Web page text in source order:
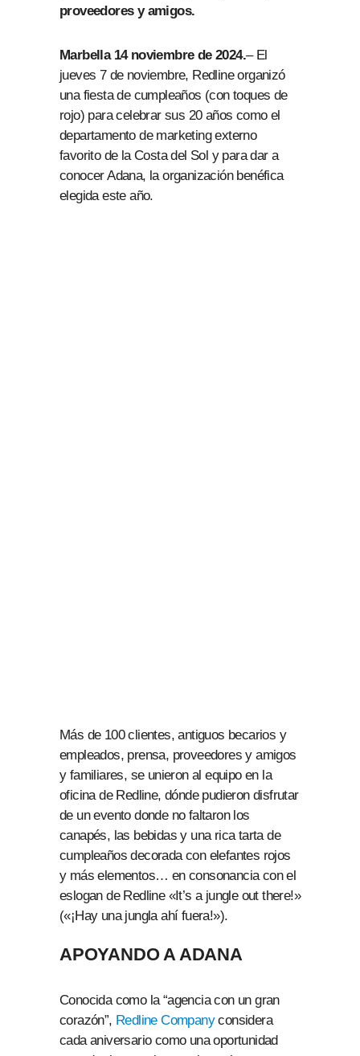
proveedores y amigos.
Marbella 14 noviembre de 2024.– El
jueves 7 de noviembre, Redline organizó
una fiesta de cumpleaños (con toques de
rojo) para celebrar sus 20 años como el
departamento de marketing externo
favorito de la Costa del Sol y para dar a
conocer Adana, la organización benéfica
elegida este año.
Más de 100 clientes, antiguos becarios y
empleados, prensa, proveedores y amigos
y familiares, se unieron al equipo en la
oficina de Redline, dónde pudieron disfrutar
de un evento donde no faltaron los
canapés, las bebidas y una rica tarta de
cumpleaños decorada con elefantes rojos
y más elementos… en consonancia con el
eslogan de Redline «It’s a jungle out there!»
(«¡Hay una jungla ahí fuera!»).
APOYANDO A ADANA
Conocida como la “agencia con un gran
corazón”, Redline Companyconsidera
cada aniversario como una oportunidad